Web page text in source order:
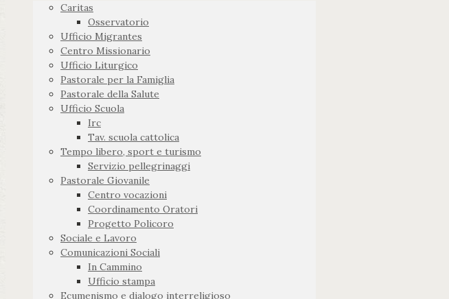
Caritas
Osservatorio
Ufficio Migrantes
Centro Missionario
Ufficio Liturgico
Pastorale per la Famiglia
Pastorale della Salute
Ufficio Scuola
Irc
Tav. scuola cattolica
Tempo libero, sport e turismo
Servizio pellegrinaggi
Pastorale Giovanile
Centro vocazioni
Coordinamento Oratori
Progetto Policoro
Sociale e Lavoro
Comunicazioni Sociali
In Cammino
Ufficio stampa
Ecumenismo e dialogo interreligioso